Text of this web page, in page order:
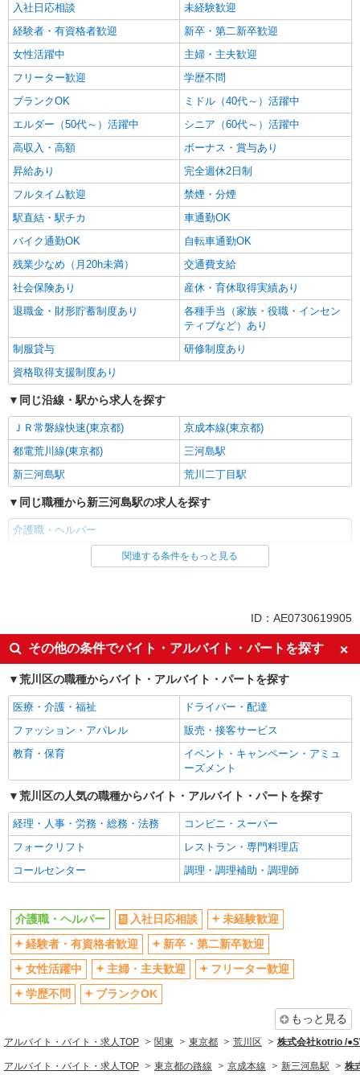
入社日応相談
未経験歓迎
経験者・有資格者歓迎
新卒・第二新卒歓迎
女性活躍中
主婦・主夫歓迎
フリーター歓迎
学歴不問
ブランクOK
ミドル（40代～）活躍中
エルダー（50代～）活躍中
シニア（60代～）活躍中
高収入・高額
ボーナス・賞与あり
昇給あり
完全週休2日制
フルタイム歓迎
禁煙・分煙
駅直結・駅チカ
車通勤OK
バイク通勤OK
自転車通勤OK
残業少なめ（月20h未満）
交通費支給
社会保険あり
産休・育休取得実績あり
退職金・財形貯蓄制度あり
各種手当（家族・役職・インセン
ティブなど）あり
制服貸与
研修制度あり
資格取得支援制度あり
同じ沿線・駅から求人を探す
ＪＲ常磐線快速(東京都)
京成本線(東京都)
都電荒川線(東京都)
三河島駅
新三河島駅
荒川二丁目駅
同じ職種から新三河島駅の求人を探す
介護職・ヘルパー
同じ雇用形態から新三河島駅の求人を探す
入社日応相談
未経験歓迎
経験者・有資格者歓迎
新卒・第二新卒歓迎
女性活躍中
主婦・主夫歓迎
フリーター歓迎
学歴不問
ブランクOK
ミドル（40代～）活躍中
エルダー（50代～）活躍中
シニア（60代～）活躍中
高収入・高額
ボーナス・賞与あり
昇給あり
完全週休2日制
フルタイム歓迎
禁煙・分煙
駅直結・駅チカ
車通勤OK
バイク通勤OK
自転車通勤OK
社会保険あり
産休・育休取得実績あり
退職金・財形貯蓄制度あり
各種手当（家族・役職・インセン
ティブなど）あり
制服貸与
研修制度あり
資格取得支援制度あり
医療・介護・福祉
関連する条件をもっと見る
ID：AE0730619905
その他の条件でバイト・アルバイト・パートを探す
荒川区の職種からバイト・アルバイト・パートを探す
医療・介護・福祉
ドライバー・配達
ファッション・アパレル
販売・接客サービス
教育・保育
イベント・キャンペーン・アミュ
ーズメント
荒川区の人気の職種からバイト・アルバイト・パートを探す
経理・人事・労務・総務・法務
コンビニ・スーパー
フォークリフト
レストラン・専門料理店
コールセンター
調理・調理補助・調理師
介護職・ヘルパー 入社日応相談
未経験歓迎
経験者・有資格者歓迎
新卒・第二新卒歓迎
女性活躍中
主婦・主夫歓迎
フリーター歓迎
学歴不問
ブランクOK
もっと見る
アルバイト・バイト・求人TOP 関東 東京都 荒川区 株式会社kotrio /
アルバイト・バイト・求人TOP 東京都の路線 京成本線 新三河島駅 株